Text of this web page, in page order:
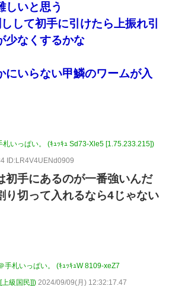
しいと思う
して初手に引けたら上振れ引
少なくするかな
にいらない甲鱗のワームが入
いっぱい。 (ｷｭｯｷｭ Sd73-Xle5 [1.75.233.215])
ID:LR4V4UENd0909
初手にあるのが一番強いんだ
り切って入れるなら4じゃない
手札いっぱい。 (ｷｭｯｷｭW 8109-xeZ7
級国民]]) 2024/09/09(月) 12:32:17.47